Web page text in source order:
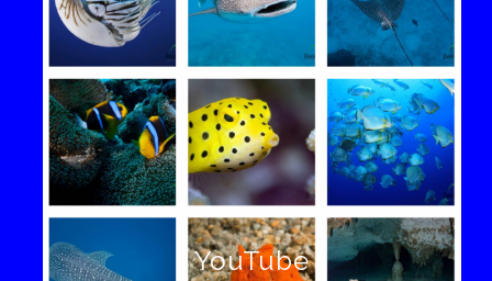
YouTube